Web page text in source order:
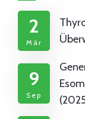
2
Mär
9
Sep